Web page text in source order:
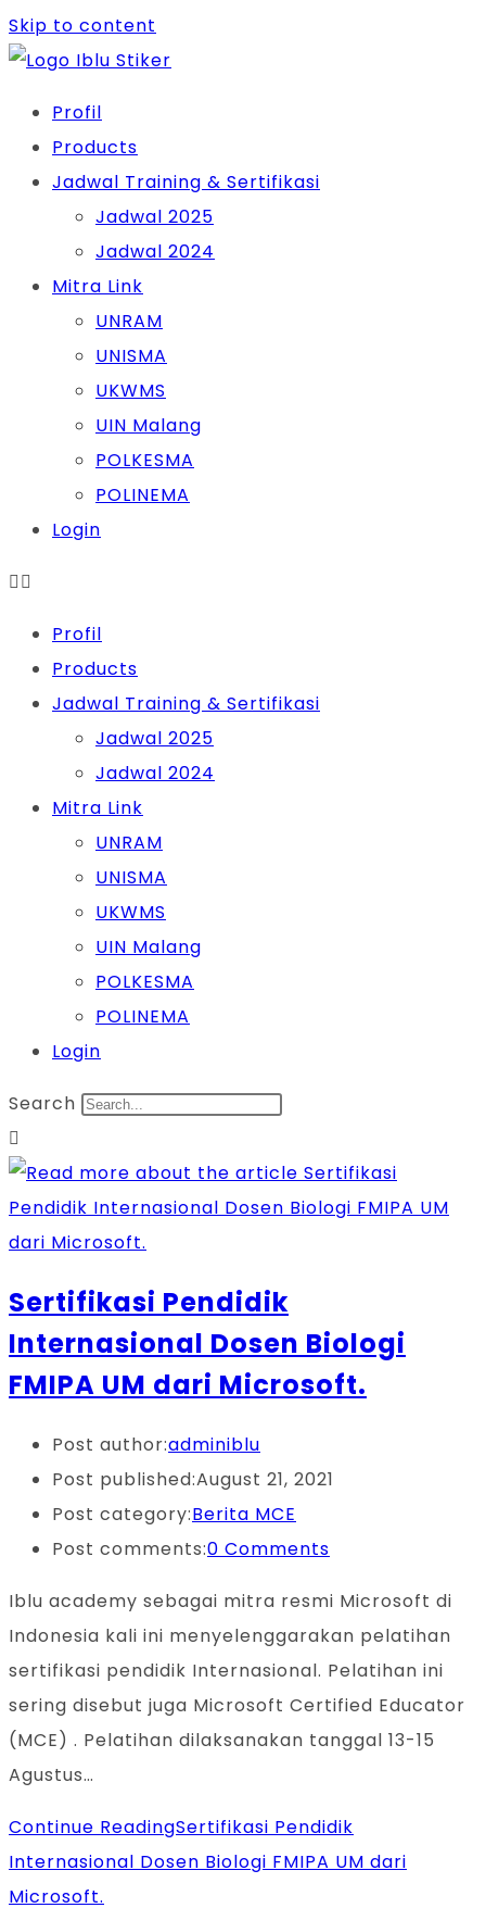
Skip to content
Profil
Products
Jadwal Training & Sertifikasi
Jadwal 2025
Jadwal 2024
Mitra Link
UNRAM
UNISMA
UKWMS
UIN Malang
POLKESMA
POLINEMA
Login
Profil
Products
Jadwal Training & Sertifikasi
Jadwal 2025
Jadwal 2024
Mitra Link
UNRAM
UNISMA
UKWMS
UIN Malang
POLKESMA
POLINEMA
Login
Search
Sertifikasi Pendidik
Internasional Dosen Biologi
FMIPA UM dari Microsoft.
Post author:adminiblu
Post published:August 21, 2021
Post category:Berita MCE
Post comments:0 Comments
Iblu academy sebagai mitra resmi Microsoft di
Indonesia kali ini menyelenggarakan pelatihan
sertifikasi pendidik Internasional. Pelatihan ini
sering disebut juga Microsoft Certified Educator
(MCE) . Pelatihan dilaksanakan tanggal 13-15
Agustus…
Continue ReadingSertifikasi Pendidik
Internasional Dosen Biologi FMIPA UM dari
Microsoft.